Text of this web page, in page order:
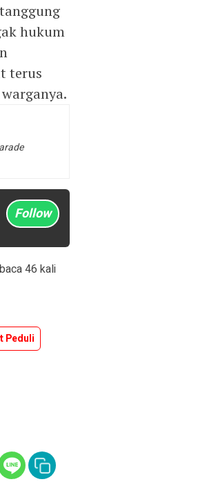
hukum
terus
Follow
46 kali
Peduli